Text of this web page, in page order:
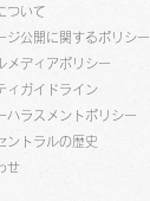
ついて
ジ公開に関するポリシー
メディアポリシー
ィガイドライン
ハラスメントポリシー
ントラルの歴史
せ